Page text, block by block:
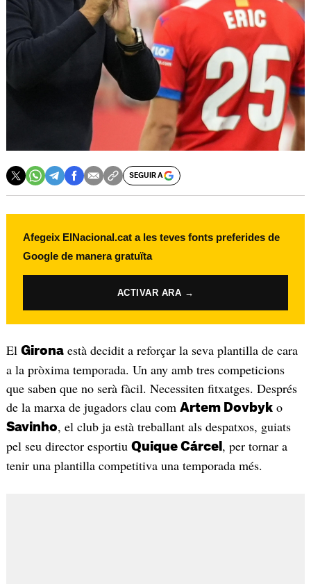
SEGUIR A
Afegeix ElNacional.cat a les teves fonts preferides de
Google de manera gratuïta
ACTIVAR ARA →
El Gironaestà decidit a reforçar la seva plantilla de cara
a la pròxima temporada. Un any amb tres competicions
que saben que no serà fàcil. Necessiten fitxatges. Després
de la marxa de jugadors clau com Artem Dovbyko
Savinho, el club ja està treballant als despatxos, guiats
pel seu director esportiu Quique Cárcel , per tornar a
tenir una plantilla competitiva una temporada més.